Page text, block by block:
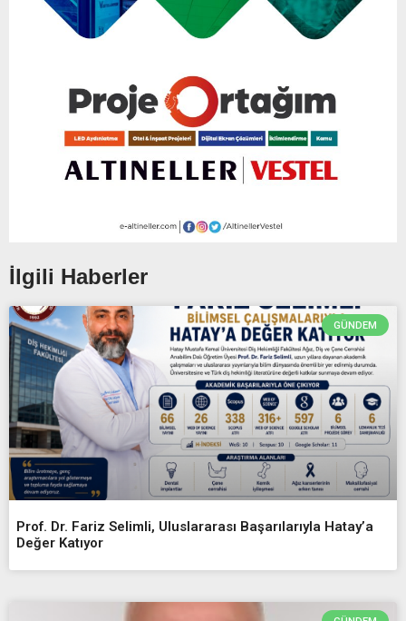
İlgili Haberler
GÜNDEM
Prof. Dr. Fariz Selimli, Uluslararası Başarılarıyla Hatay’a
Değer Katıyor